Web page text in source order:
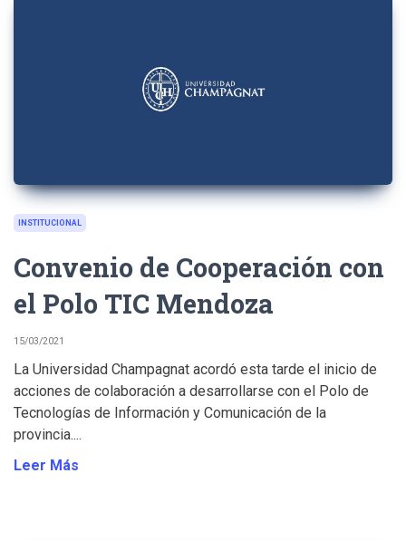
INSTITUCIONAL
Convenio de Cooperación con
el Polo TIC Mendoza
15/03/2021
La Universidad Champagnat acordó esta tarde el inicio de
acciones de colaboración a desarrollarse con el Polo de
Tecnologías de Información y Comunicación de la
provincia....
Leer Más